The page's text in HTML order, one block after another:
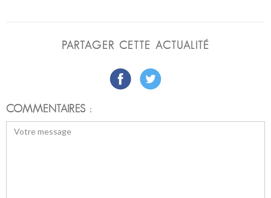
PARTAGER CETTE ACTUALITÉ
COMMENTAIRES :